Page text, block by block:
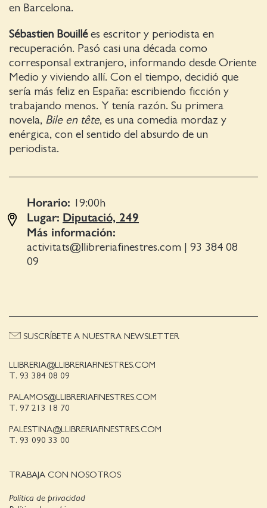
en Barcelona.
Sébastien Bouillées escritor y periodista en
recuperación. Pasó casi una década como
corresponsal extranjero, informando desde Oriente
Medio y viviendo allí. Con el tiempo, decidió que
sería más feliz en España: escribiendo ficción y
trabajando menos. Y tenía razón. Su primera
novela, Bile en tête, es una comedia mordaz y
enérgica, con el sentido del absurdo de un
periodista.
Horario: 19:00 h
Lugar: Diputació, 249
Más información:
activitats@llibreriafinestres.com
93 384 08
09
LLIBRERIA@LLIBRERIAFINESTRES.COM
T. 93 384 08 09
PALAMOS@LLIBRERIAFINESTRES.COM
T. 97 213 18 70
PALESTINA@LLIBRERIAFINESTRES.COM
T. 93 090 33 00
TRABAJA CON NOSOTROS
SUSCRÍBETE A NUESTRA NEWSLETTER
Política de privacidad